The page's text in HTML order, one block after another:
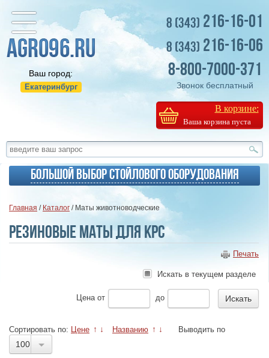
Ваш город:
Екатеринбург
8 (343) 216-16-01
8 (343) 216-16-06
8-800-7000-371
Звонок бесплатный
В корзине:
Ваша корзина пуста
Большой выбор стойлового оборудования
Главная / Каталог / Маты животноводческие
Резиновые маты для КРС
Печать
Искать в текущем разделе
Ценаот до
Сортировать по: Цене ↑ ↓ Названию ↑ ↓ Выводить по
100